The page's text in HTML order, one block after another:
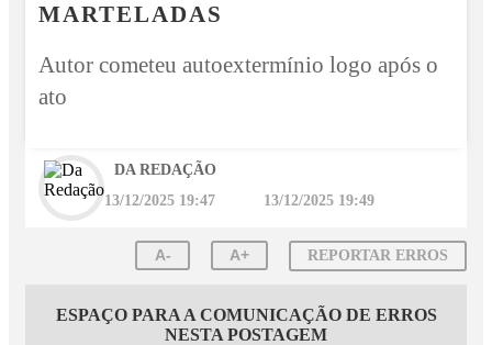
MARTELADAS
Autor cometeu autoextermínio logo após o
ato
DA REDAÇÃO
13/12/2025 19:47 13/12/2025 19:49
A- A+ REPORTAR ERROS
ESPAÇO PARA A COMUNICAÇÃO DE ERROS
NESTA POSTAGEM